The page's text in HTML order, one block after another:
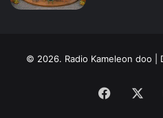
© 2026. Radio Kameleon doo |